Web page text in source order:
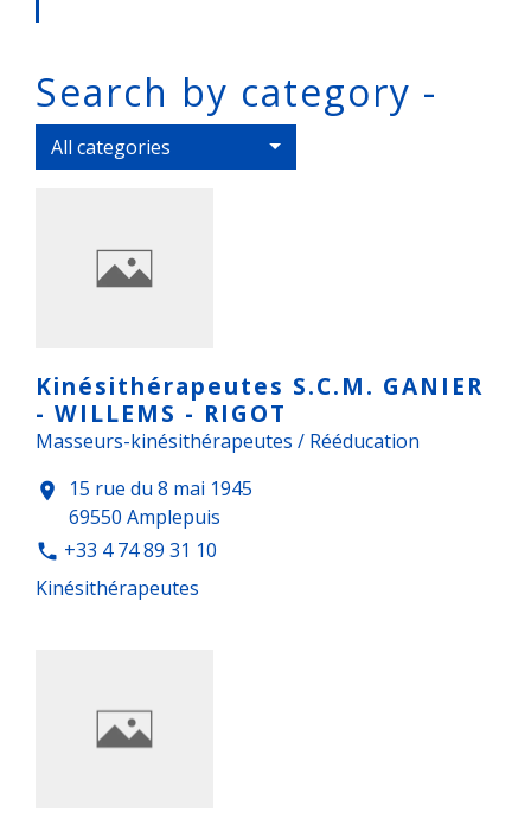
Search by category -
All categories
Kinésithérapeutes S.C.M. GANIER
- WILLEMS - RIGOT
Masseurs-kinésithérapeutes / Rééducation
location_on
15 rue du 8 mai 1945
69550 Amplepuis
phone +33 4 74 89 31 10
Kinésithérapeutes